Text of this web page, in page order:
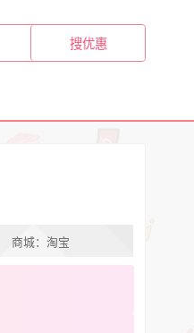
商城：淘宝